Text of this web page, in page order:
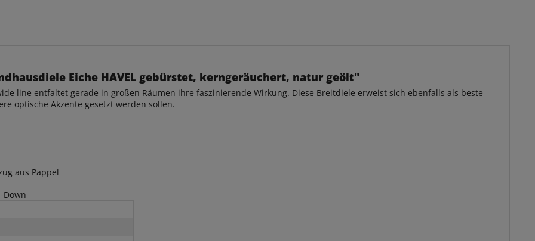
Eiche HAVEL gebürstet, kerngeräuchert, natur geölt"
line entfaltet gerade in großen Räumen ihre faszinierende Wirkung. Diese Breitdiele erweist sich ebenfalls als beste
optische Akzente gesetzt werden sollen.
aus Pappel
Down